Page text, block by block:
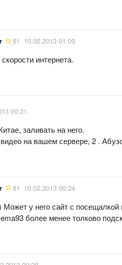
81 10.02.2013 01:09
интернета.
00:21
заливать на него.
на вашем сервере, 2 .
81 10.02.2013 00:24
у него сайт с
более менее толково